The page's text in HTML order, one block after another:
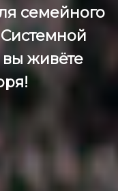
семейного
живёте